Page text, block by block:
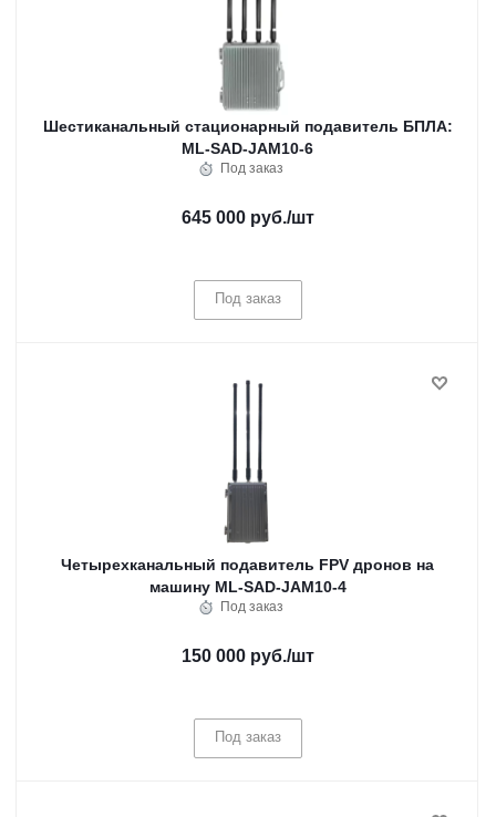
Шестиканальный стационарный подавитель БПЛА:
ML-SAD-JAM10-6
Под заказ
645 000 руб./шт
Под заказ
Четырехканальный подавитель FPV дронов на
машину ML-SAD-JAM10-4
Под заказ
150 000 руб./шт
Под заказ